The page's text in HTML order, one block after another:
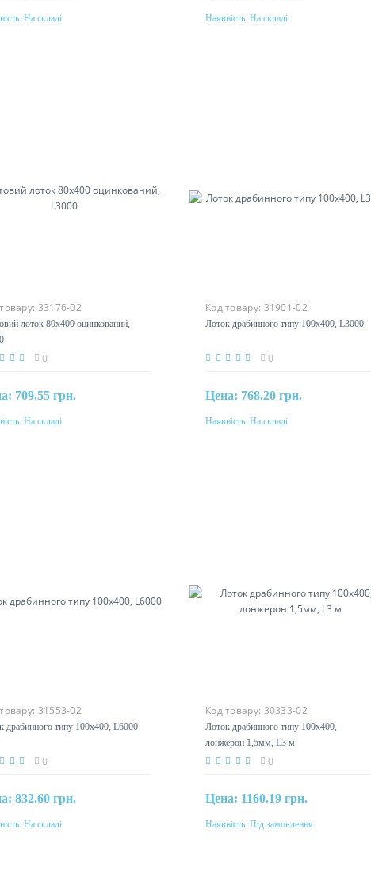
КупитиНа складі Купити
Наявність: На складі
33176-02
лоток 80х400
L3000
0
709.55 грн.
КупитиНа складі
Код товару: 31901-02
Лоток драбинного типу 100х400,
0
Цена: 768.20 грн.
Купити
Наявність: На складі
31553-02
драбинного типу 100х400,
0
832.60 грн.
КупитиНа складі
Код товару: 30333-02
Лоток драбинного типу 100х400,
лонжерон 1,5мм, L3 м
0
Цена: 1160.19 грн.
Під замовлення
Наявність: Під замовлення